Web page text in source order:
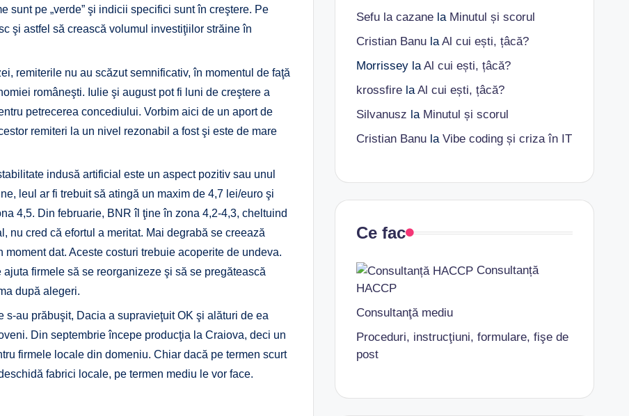
sunt pe „verde” şi indicii specifici sunt în creştere. Pe
şi astfel să crească volumul investiţiilor străine în
remiterile nu au scăzut semnificativ, în momentul de faţă
româneşti. Iulie şi august pot fi luni de creştere a
petrecerea concediului. Vorbim aici de un aport de
remiteri la un nivel rezonabil a fost şi este de mare
indusă artificial este un aspect pozitiv sau unul
leul ar fi trebuit să atingă un maxim de 4,7 lei/euro şi
4,5. Din februarie, BNR îl ţine în zona 4,2-4,3, cheltuind
nu cred că efortul a meritat. Mai degrabă se creează
dat. Aceste costuri trebuie acoperite de undeva.
firmele să se reorganizeze şi să se pregătească
după alegeri.
s-au prăbuşit, Dacia a supravieţuit OK şi alături de ea
Din septembrie începe producţia la Craiova, deci un
firmele locale din domeniu. Chiar dacă pe termen scurt
fabrici locale, pe termen mediu le vor face.
Sefu la cazanela Minutul și scorul
Cristian BanulaAl cui ești, țâcă?
MorrisseylaAl cui ești, țâcă?
krossfirelaAl cui ești, țâcă?
Silvanusz la Minutul și scorul
Cristian Banula Vibe coding și criza în IT
Ce fac
Consultanță
HACCP
Consultanţă mediu
Proceduri, instrucţiuni, formulare, fişe de
post